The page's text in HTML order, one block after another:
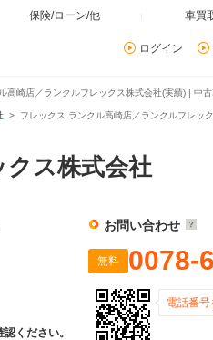
保険/ローン/他 車買
ログイン
高崎店／ランクルフレックス株式会社(実績) | 中古
フレックス ランクル高崎店／ランクルフレッ
ス株式会社
ください。
お問い合わせ
無料 0078-
電話番